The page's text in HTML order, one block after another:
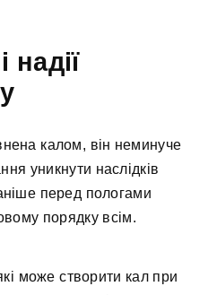
надії
калом, він неминуче
уникнути наслідків
перед пологами
порядку всім.
може створити кал при